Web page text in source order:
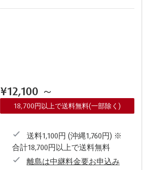
¥12,100 ～
18,700円以上で送料無料(一部除く)
送料1,100円 (沖縄1,760円) ※
合計18,700円以上で送料無料
離島は中継料金要お申込み